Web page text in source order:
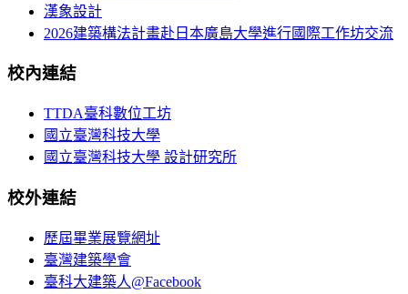
漢象設計
2026建築構法計畫赴日本廣島大學進行國際工作坊交流
校內連結
TTDA臺科數位工坊
國立臺灣科技大學
國立臺灣科技大學 設計研究所
校外連結
歷屆畢業展覽網址
臺灣建築學會
臺科大建築人@Facebook